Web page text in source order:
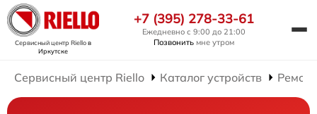
Сервисный центр Rielloв
Иркутске
+7 (395) 278-33-61
Ежедневно с 9:00 до 21:00
Позвонить мне утром
Сервисный центр Riello Каталог устройств